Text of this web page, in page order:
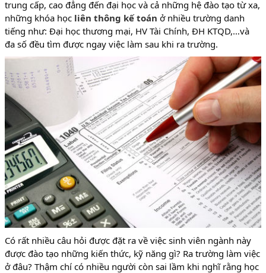
trung cấp, cao đẳng đến đại học và cả những hệ đào tạo từ xa,
những khóa học liên thông kế toán ở nhiều trường danh
tiếng như: Đại học thương mại, HV Tài Chính, ĐH KTQD,…và
đa số đều tìm được ngay việc làm sau khi ra trường.
Có rất nhiều câu hỏi được đặt ra về việc sinh viên ngành này
được đào tạo những kiến thức, kỹ năng gì? Ra trường làm việc
ở đâu? Thậm chí có nhiều người còn sai lầm khi nghĩ rằng học